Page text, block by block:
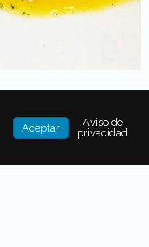
Aceptar
Aviso de
privacidad